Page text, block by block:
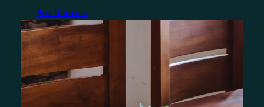
See Recipes